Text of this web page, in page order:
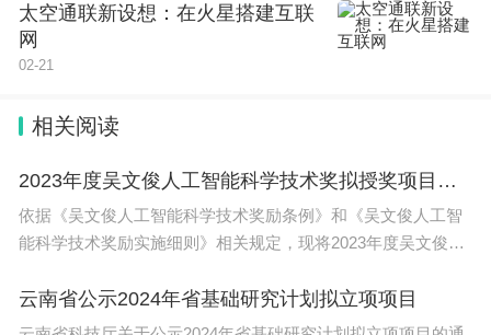
太空通联新设想：在火星搭建互联
网
02-21
相关阅读
2023年度吴文俊人工智能科学技术奖拟授奖项目公示
依据《吴文俊人工智能科学技术奖励条例》和《吴文俊人工智
能科学技术奖励实施细则》相关规定，现将2023年度吴文俊人
云南省公示2024年省基础研究计划拟立项项目